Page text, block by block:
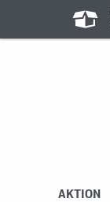
AKTION